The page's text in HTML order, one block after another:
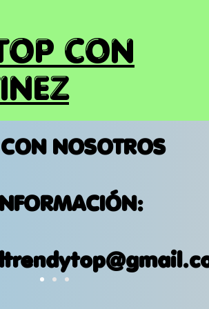
CON
NOSOTROS